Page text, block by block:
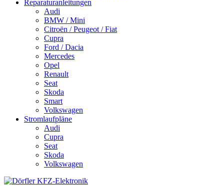
Reparaturanleitungen
Audi
BMW / Mini
Citroën / Peugeot / Fiat
Cupra
Ford / Dacia
Mercedes
Opel
Renault
Seat
Skoda
Smart
Volkswagen
Stromlaufpläne
Audi
Cupra
Seat
Skoda
Volkswagen